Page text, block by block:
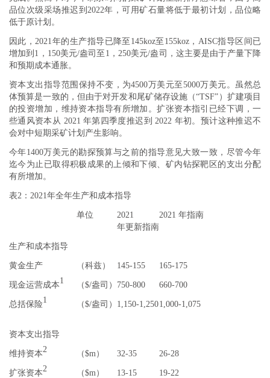
品位次级采场推迟到2022年，可用矿石量将低于最初计划，品位略
低于原计划。
因此，2021年的生产指导已降至145koz至155koz，AISC指导区间已
增加到1，150美元/盎司至1，250美元/盎司，这主要是由于产量下降
和预期成本通胀。
资本支出指导范围保持不变，为4500万美元至5000万美元。虽然总
体预算是一致的，但由于对开发和尾矿储存设施（“TSF”）扩建项目
的投资增加，维持资本指导有所增加。扩张资本指引已经下调，一
些通风资本从 2021 年第四季度推迟到 2022 年初。预计这种推迟不
会对中短期采矿计划产生影响。
今年1400万美元的勘探预算与之前的指导意见大致一致，尽管今年
迄今为止已取得积极成果的上倾和下倾、矿内钻探靶区的支出分配
有所增加。
表2：2021年全年生产和成本指导
单位
2021
年更新指南
2021 年指南
生产和成本指导
黄金生产 （科兹） 145-155 165-175
现金运营成本1 （$/盎司） 750-800 660-700
总括保险1 （$/盎司） 1,150-1,2501,000-1,075
资本支出指导
维持资本2 （$m） 32-35 26-28
扩张资本2 （$m） 13-15 19-22